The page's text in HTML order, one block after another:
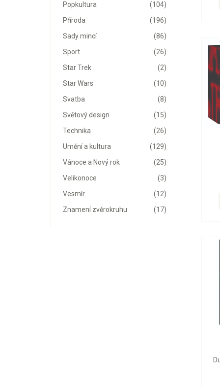
(104)
Popkultura
(196)
Příroda
(86)
Sady mincí
(26)
Sport
(2)
Star Trek
(10)
Star Wars
(8)
Svatba
(15)
Světový design
(26)
Technika
(129)
Umění a kultura
(25)
Vánoce a Nový rok
(3)
Velikonoce
(12)
Vesmír
(17)
Znamení zvěrokruhu